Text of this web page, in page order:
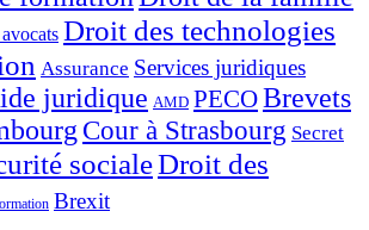
Droit des technologies
Assurance Services juridiques
juridique AMD PECOBrevets
Cour à Strasbourg Secret
socialeDroit des
Brexit